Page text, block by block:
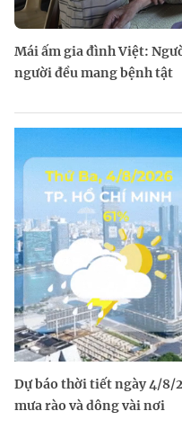
Mái ấm gia đình Việt:
người đều mang bệnh tật
Dự báo thời tiết ngày 4/8/
mưa rào và dông vài nơi